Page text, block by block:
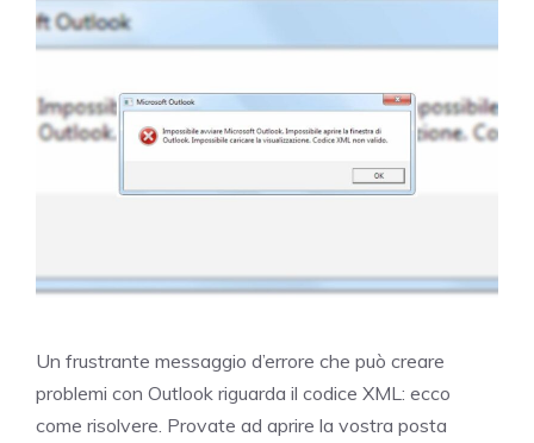
Un frustrante messaggio d’errore che può creare
problemi con Outlook riguarda il codice XML: ecco
come risolvere. Provate ad aprire la vostra posta